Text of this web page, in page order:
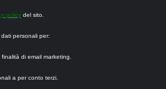
policy del sito.
personali per:
di email marketing.
a per conto terzi.